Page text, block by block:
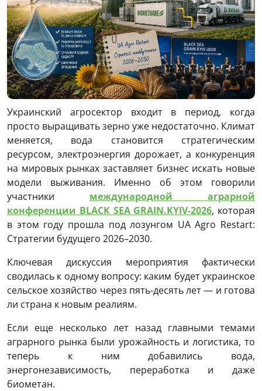
Украинский агросектор входит в период, когда
просто выращивать зерно уже недостаточно. Климат
меняется, вода становится стратегическим
ресурсом, электроэнергия дорожает, а конкуренция
на мировых рынках заставляет бизнес искать новые
модели выживания. Именно об этом говорили
участники международной аграрной
конференции BLACK SEA GRAIN.KYIV-2026, которая
в этом году прошла под лозунгом UA Agro Restart:
Стратегии будущего 2026–2030.
Ключевая дискуссия мероприятия фактически
сводилась к одному вопросу: каким будет украинское
сельское хозяйство через пять-десять лет — и готова
ли страна к новым реалиям.
Если еще несколько лет назад главными темами
аграрного рынка были урожайность и логистика, то
теперь к ним добавились вода,
энергонезависимость, переработка и даже
биометан.